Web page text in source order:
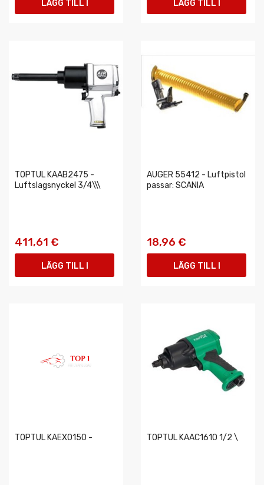
LÄGG TILL I LÄGG TILL I
TOPTUL KAAB2475 -
Luftslagsnyckel 3/4\\\
411,61 €
LÄGG TILL I
AUGER 55412 - Luftpistol
passar: SCANIA
18,96 €
LÄGG TILL I
TOPTUL KAEX0150 - TOPTUL KAAC1610 1/2 \